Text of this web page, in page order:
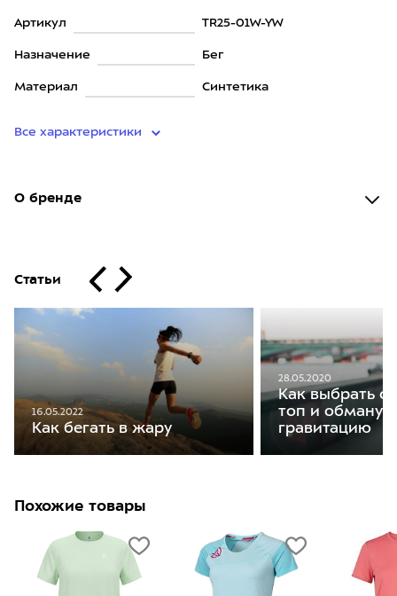
Артикул TR25-01W-YW
Назначение Бег
Материал Синтетика
Все характеристики
О бренде
Статьи
16.05.2022
Как бегать в жару
28.05.2020
Как выбрать
топ и
гравитацию
Похожие товары